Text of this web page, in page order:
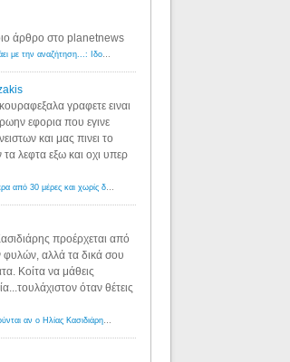
άρθρο στο planetnews
Λόγιος Ερμής | Η γνώση ξεκινάει με την αναζήτηση...: Ιδού οι 18 που χρωστούν 11 δις ευρώ!
γραφετε ειναι
εφορια που εγινε
και μας πινει το
λεφτα εξω και οχι υπερ
Εφορία: Κατάσχονται όλα ύστερα από 30 μέρες και χωρίς δικαστικές αποφάσεις - Λόγιος Ερμής
προέρχεται από
φυλών, αλλά τα δικά σου
Κοίτα να μάθεις
όταν θέτεις
Αμερικανοί ρατσιστές αναρωτιούνται αν ο Ηλίας Κασιδιάρης ανήκει στη λευκή φυλή... - Λόγιος Ερμής